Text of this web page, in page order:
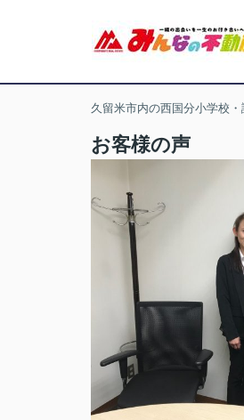
久留米市内の西国分小学校
お客様の声